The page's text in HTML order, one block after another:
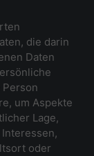
die darin
Daten
um Aspekte
Lage,
oder